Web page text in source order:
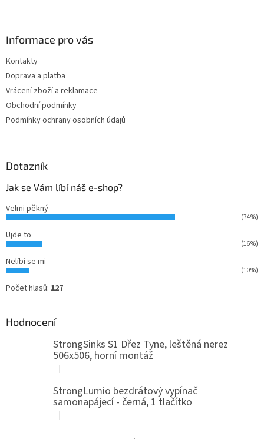
Informace pro vás
Kontakty
Doprava a platba
Vrácení zboží a reklamace
Obchodní podmínky
Podmínky ochrany osobních údajů
Dotazník
Jak se Vám líbí náš e-shop?
Velmi pěkný
(74%)
Ujde to
(16%)
Nelíbí se mi
(10%)
Počet hlasů: 127
Hodnocení
StrongSinks S1 Dřez Tyne, leštěná nerez
506x506, horní montáž
Hodnocení produktu je 5 z 5 hvězdiček.
|
StrongLumio bezdrátový vypínač
samonapájecí - černá, 1 tlačítko
Hodnocení produktu je 4 z 5 hvězdiček.
|